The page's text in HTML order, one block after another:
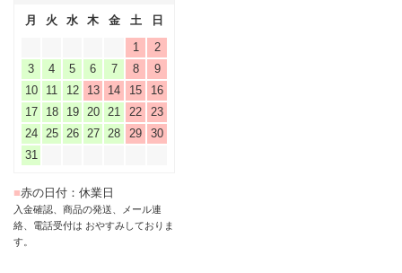
月 火 水 木 金 土
日
1
2
3
4 5 6 7 8
9
10
11 12 13 14 15
16
17
18 19 20 21 22
23
24
25 26 27 28 29
30
31
■赤の日付：休業日
入金確認、商品の発送、メール連
絡、電話受付は おやすみしておりま
す。